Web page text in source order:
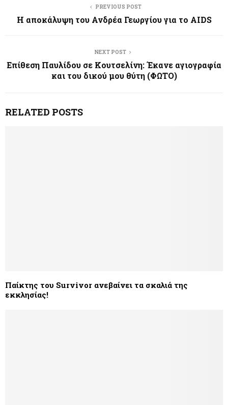
PREVIOUS POST
Η αποκάλυψη του Ανδρέα Γεωργίου για το AIDS
NEXT POST
Επίθεση Παυλίδου σε Κουτσελίνη: Έκανε αγιογραφία
και του δικού μου θύτη (ΦΩΤΟ)
RELATED POSTS
Παίκτης του Survivor ανεβαίνει τα σκαλιά της
εκκλησίας!